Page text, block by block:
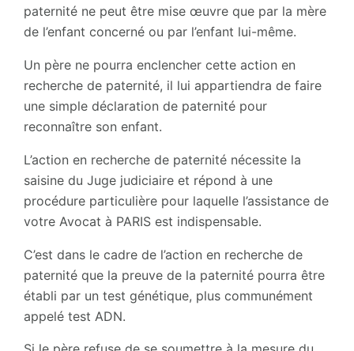
paternité ne peut être mise œuvre que par la mère
de l’enfant concerné ou par l’enfant lui-même.
Un père ne pourra enclencher cette action en
recherche de paternité, il lui appartiendra de faire
une simple déclaration de paternité pour
reconnaître son enfant.
L’action en recherche de paternité nécessite la
saisine du Juge judiciaire et répond à une
procédure particulière pour laquelle l’assistance de
votre Avocat à PARIS est indispensable.
C’est dans le cadre de l’action en recherche de
paternité que la preuve de la paternité pourra être
établi par un test génétique, plus communément
appelé test ADN.